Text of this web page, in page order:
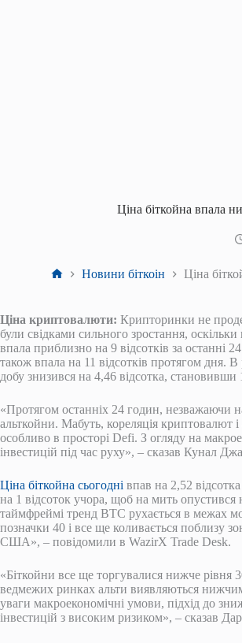
Ціна біткойна впала
Головна
Новини біткоін Ціна
Ціна криптовалюти: Крипторинки не
були свідками сильного зростання,
впала приблизно на 9 відсотків за останні
також впала на 11 відсотків протягом дня. В
добу знизився на 4,46 відсотка, становивши
«Протягом останніх 24 годин, незважаючи
альткойни. Мабуть, кореляція криптовалют
особливо в просторі Defi. З огляду на
інвестицій під час руху», – сказав Кунал
Ціна біткойна сьогодні впав на 2,52
на 1 відсоток учора, щоб на мить опустився
таймфреймі тренд BTC рухається в межах
позначки 40 і все ще коливається поблизу
США», – повідомили в WazirX Trade Desk.
«Біткойни все ще торгувалися нижче рівня
ведмежих ринках альти виявляються
уваги макроекономічні умови, підхід до
інвестицій з високим ризиком», – сказав